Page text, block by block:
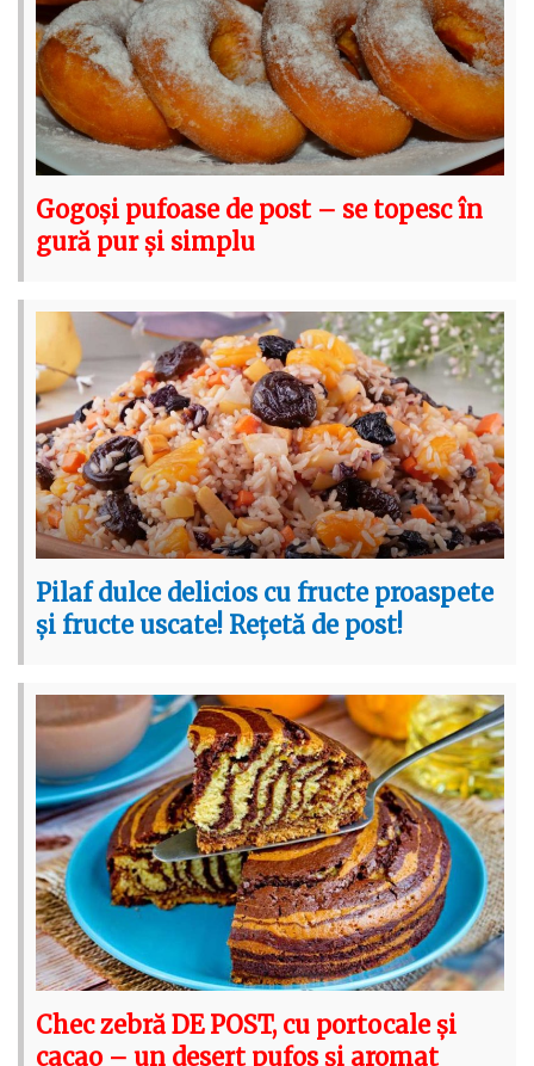
Gogoși pufoase de post – se topesc în
gură pur și simplu
Pilaf dulce delicios cu fructe proaspete
și fructe uscate! Rețetă de post!
Chec zebră DE POST, cu portocale și
cacao – un desert pufos și aromat